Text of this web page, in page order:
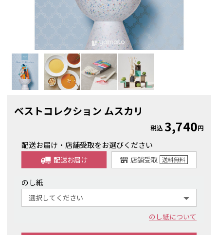
ベストコレクション ムスカリ
税込3,740円
配送お届け・店舗受取をお選びください
配送お届け 店舗受取 送料無料
のし紙
のし紙について